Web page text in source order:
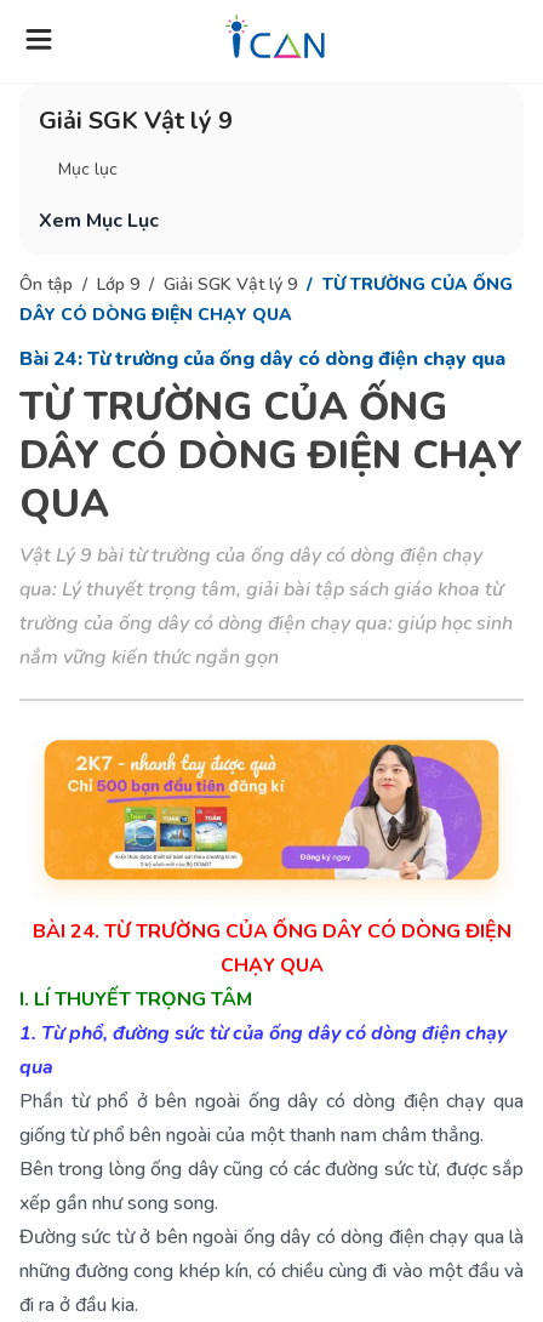
Giải SGK Vật lý 9
Mục lục
Xem Mục Lục
Ôn tập Lớp 9 Giải SGK Vật lý 9
TỪ TRƯỜNG CỦA ỐNG
DÂY CÓ DÒNG ĐIỆN CHẠY QUA
Bài 24: Từ trường của ống dây có dòng điện chạy qua
TỪ TRƯỜNG CỦA ỐNG
DÂY CÓ DÒNG ĐIỆN CHẠY
QUA
Vật Lý 9 bài từ trường của ống dây có dòng điện chạy
qua: Lý thuyết trọng tâm, giải bài tập sách giáo khoa từ
trường của ống dây có dòng điện chạy qua: giúp học sinh
nắm vững kiến thức ngắn gọn
BÀI 24. TỪ TRƯỜNG CỦA ỐNG DÂY CÓ DÒNG ĐIỆN
CHẠY QUA
I. LÍ THUYẾT TRỌNG TÂM
1. Từ phổ, đường sức từ của ống dây có dòng điện chạy
qua
Phần từ phổ ở bên ngoài ống dây có dòng điện chạy qua
giống từ phổ bên ngoài của một thanh nam châm thẳng.
Bên trong lòng ống dây cũng có các đường sức từ, được sắp
xếp gần như song song.
Đường sức từ ở bên ngoài ống dây có dòng điện chạy qua là
những đường cong khép kín, có chiều cùng đi vào một đầu và
đi ra ở đầu kia.